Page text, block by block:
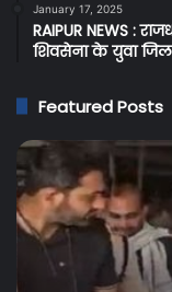
January 17, 2025
RAIPUR NEWS :
शिवसेना के युवा
Featured Posts
Raipur
Breaking:
रायपुर
न्यायालय
के